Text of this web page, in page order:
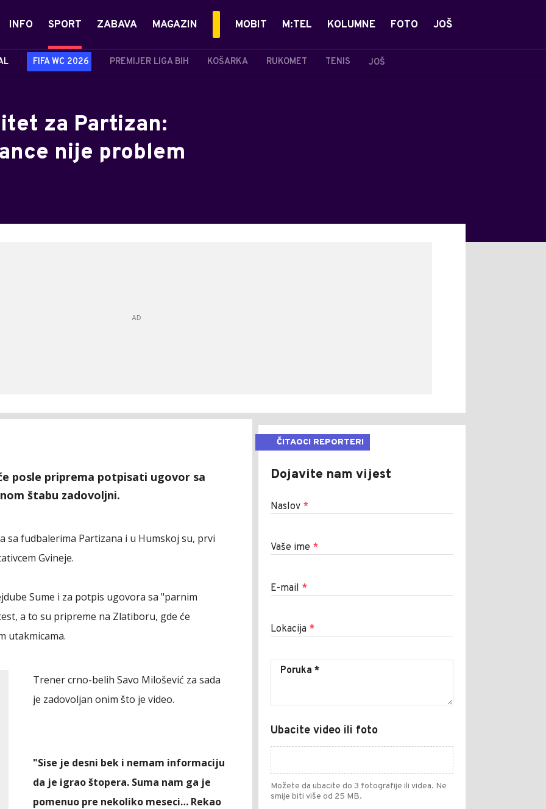
INFO SPORT
FIFA WC 2026 PREMIJER LIGA BIH KOŠARKA RUKOMET TENIS JOŠ
ZABAVA MAGAZIN MOBIT M:TEL KOLUMNE FOTO JOŠ
za Partizan:
nije problem
posle priprema potpisati ugovor sa
štabu zadovoljni.
sa fudbalerima Partizana i u Humskoj su, prvi
Gvineje.
Sume i za potpis ugovora sa "parnim
a to su pripreme na Zlatiboru, gde će
utakmicama.
Trener crno-belih Savo Milošević za sada
je zadovoljan onim što je video.
"Sise je desni bek i nemam informaciju
da je igrao štopera. Suma nam ga je
pomenuo pre nekoliko meseci… Rekao
ČITAOCI REPORTERI
Dojavite nam vijest
Naslov *
Vaše ime *
E-mail *
Lokacija *
Ubacite video ili foto
Možete da ubacite do 3 fotografije ili videa. Ne
smije biti više od 25 MB.